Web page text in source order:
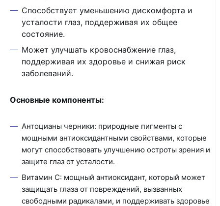
Способствует уменьшению дискомфорта и
усталости глаз, поддерживая их общее
состояние.
Может улучшать кровоснабжение глаз,
поддерживая их здоровье и снижая риск
заболеваний.
Основные компоненты:
Антоцианы черники: природные пигменты с
мощными антиоксидантными свойствами, которые
могут способствовать улучшению остроты зрения и
защите глаз от усталости.
Витамин С: мощный антиоксидант, который может
защищать глаза от повреждений, вызванных
свободными радикалами, и поддерживать здоровье